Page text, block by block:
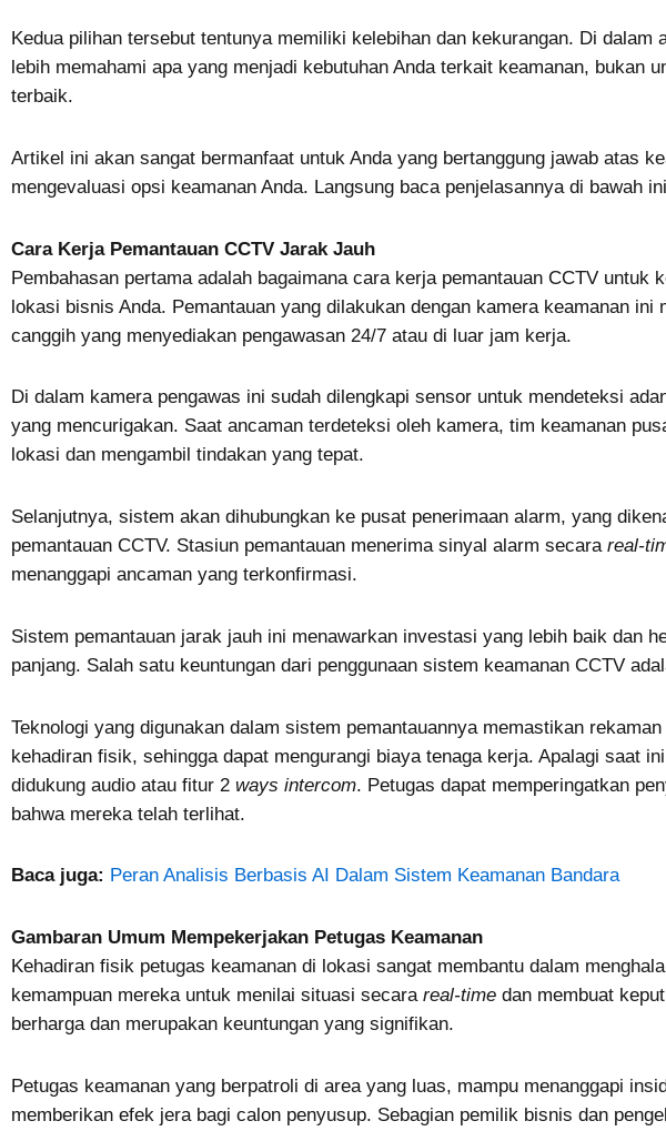
Kedua pilihan tersebut tentunya memiliki kelebihan dan kekurangan. Di dalam
lebih memahami apa yang menjadi kebutuhan Anda terkait keamanan, bukan
terbaik.
Artikel ini akan sangat bermanfaat untuk Anda yang bertanggung jawab atas
mengevaluasi opsi keamanan Anda. Langsung baca penjelasannya di bawah
Cara Kerja Pemantauan CCTV Jarak Jauh
Pembahasan pertama adalah bagaimana cara kerja pemantauan CCTV untuk
lokasi bisnis Anda. Pemantauan yang dilakukan dengan kamera keamanan ini
canggih yang menyediakan pengawasan 24/7 atau di luar jam kerja.
Di dalam kamera pengawas ini sudah dilengkapi sensor untuk mendeteksi
yang mencurigakan. Saat ancaman terdeteksi oleh kamera, tim keamanan
lokasi dan mengambil tindakan yang tepat.
Selanjutnya, sistem akan dihubungkan ke pusat penerimaan alarm, yang
pemantauan CCTV. Stasiun pemantauan menerima sinyal alarm secara real-
menanggapi ancaman yang terkonfirmasi.
Sistem pemantauan jarak jauh ini menawarkan investasi yang lebih baik dan
panjang. Salah satu keuntungan dari penggunaan sistem keamanan CCTV
Teknologi yang digunakan dalam sistem pemantauannya memastikan
kehadiran fisik, sehingga dapat mengurangi biaya tenaga kerja. Apalagi saat
didukung audio atau fitur 2 ways intercom. Petugas dapat memperingatkan
bahwa mereka telah terlihat.
Baca juga: Peran Analisis Berbasis AI Dalam Sistem Keamanan Bandara
Gambaran Umum Mempekerjakan Petugas Keamanan
Kehadiran fisik petugas keamanan di lokasi sangat membantu dalam
kemampuan mereka untuk menilai situasi secara real-time dan membuat
berharga dan merupakan keuntungan yang signifikan.
Petugas keamanan yang berpatroli di area yang luas, mampu menanggapi
memberikan efek jera bagi calon penyusup. Sebagian pemilik bisnis dan